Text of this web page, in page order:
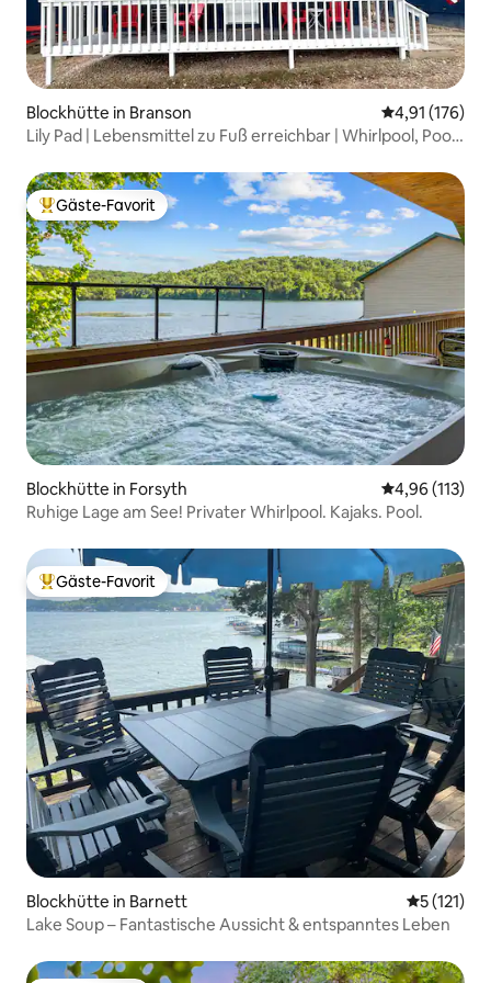
Blockhütte in Branson
4,91 (176)
Lily Pad | Lebensmittel zu Fuß erreichbar | Whirlpool, Pool |
Beliebter Gäste-Favorit.
Gäste-Favorit
Blockhütte in Forsyth
4,96 (113)
Ruhige Lage am See! Privater Whirlpool. Kajaks. Pool.
Beliebter Gäste-Favorit.
Gäste-Favorit
Blockhütte in Barnett
5 (121)
Lake Soup – Fantastische Aussicht & entspanntes Leben